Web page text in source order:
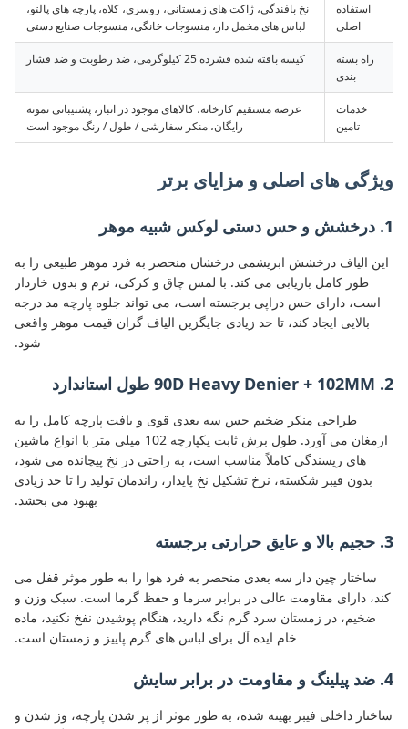
استفاده
اصلی
نخ بافندگی، ژاکت های زمستانی، روسری، کلاه، پارچه های پالتو،
لباس های مخمل دار، منسوجات خانگی، منسوجات صنایع دستی
راه بسته
بندی
کیسه بافته شده فشرده 25 کیلوگرمی، ضد رطوبت و ضد فشار
خدمات
تامین
عرضه مستقیم کارخانه، کالاهای موجود در انبار، پشتیبانی نمونه
رایگان، منکر سفارشی / طول / رنگ موجود است
ویژگی های اصلی و مزایای برتر
1. درخشش و حس دستی لوکس شبیه موهر
این الیاف درخشش ابریشمی درخشان منحصر به فرد موهر طبیعی را به
طور کامل بازیابی می کند. با لمس چاق و کرکی، نرم و بدون خاردار
است، دارای حس دراپی برجسته است، می تواند جلوه پارچه مد درجه
بالایی ایجاد کند، تا حد زیادی جایگزین الیاف گران قیمت موهر واقعی
شود.
2. 90D Heavy Denier + 102MM طول استاندارد
طراحی منکر ضخیم حس سه بعدی قوی و بافت پارچه کامل را به
ارمغان می آورد. طول برش ثابت یکپارچه 102 میلی متر با انواع ماشین
های ریسندگی کاملاً مناسب است، به راحتی در نخ پیچانده می شود،
بدون فیبر شکسته، نرخ تشکیل نخ پایدار، راندمان تولید را تا حد زیادی
بهبود می بخشد.
3. حجیم بالا و عایق حرارتی برجسته
ساختار چین دار سه بعدی منحصر به فرد هوا را به طور موثر قفل می
کند، دارای مقاومت عالی در برابر سرما و حفظ گرما است. سبک وزن و
ضخیم، در زمستان سرد گرم نگه دارید، هنگام پوشیدن نفخ نکنید، ماده
خام ایده آل برای لباس های گرم پاییز و زمستان است.
4. ضد پیلینگ و مقاومت در برابر سایش
ساختار داخلی فیبر بهینه شده، به طور موثر از پر شدن پارچه، وز شدن و